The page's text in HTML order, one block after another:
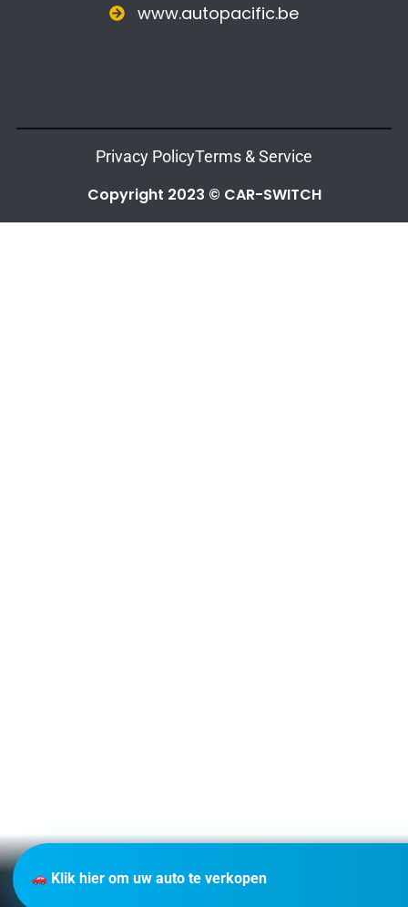
www.autopacific.be
Privacy PolicyTerms & Service
Copyright 2023 © CAR-SWITCH
Klik hier om uw auto te verkopen